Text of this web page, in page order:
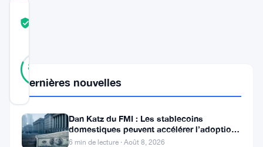
82
L’écosystème
Dernières nouvelles
Dan Katz du FMI : Les stablecoins
domestiques peuvent accélérer l’adoption
du dollar numérique
6 min de lecture · Août 8, 2026